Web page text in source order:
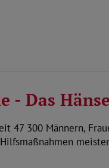
- Das
47 300 Männern,